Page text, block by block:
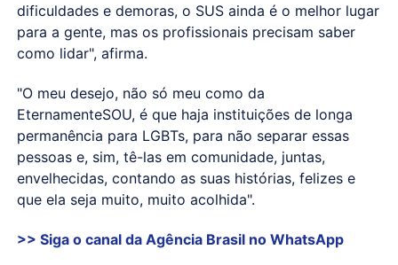
dificuldades e demoras, o SUS ainda é o melhor lugar
para a gente, mas os profissionais precisam saber
como lidar", afirma.
"O meu desejo, não só meu como da
EternamenteSOU, é que haja instituições de longa
permanência para LGBTs, para não separar essas
pessoas e, sim, tê-las em comunidade, juntas,
envelhecidas, contando as suas histórias, felizes e
que ela seja muito, muito acolhida".
>> Siga o canal da Agência Brasil no WhatsApp